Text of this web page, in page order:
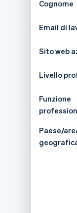
Cognome
Email di
Sito web
Livello
Funzione
Paese/